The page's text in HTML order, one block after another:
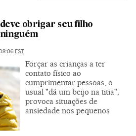
obrigar seu filho
EST
Forçar as crianças a ter
contato físico ao
cumprimentar pessoas, o
usual "dá um beijo na titia",
provoca situações de
ansiedade nos pequenos